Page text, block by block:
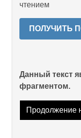
чтением
ПОЛУЧИТЬ
Данный текст
фрагментом.
Продолжение